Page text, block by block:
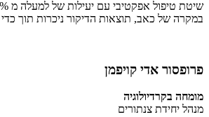
במקרה של כאב, תוצאות הדיקור ניכרות תוך כדי
פרופסור אדי קויפמן
מומחה בקרדיולוגיה
מנהל יחידת צנתורים